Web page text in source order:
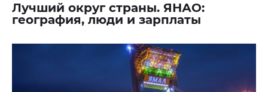
Лучший округ страны. ЯНАО:
география, люди и зарплаты